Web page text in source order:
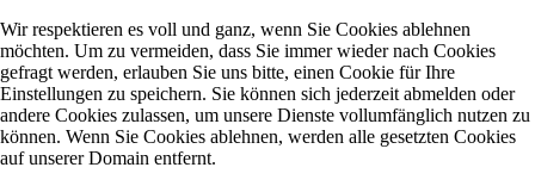
Wir respektieren es voll und ganz, wenn Sie Cookies ablehnen
möchten. Um zu vermeiden, dass Sie immer wieder nach Cookies
gefragt werden, erlauben Sie uns bitte, einen Cookie für Ihre
Einstellungen zu speichern. Sie können sich jederzeit abmelden oder
andere Cookies zulassen, um unsere Dienste vollumfänglich nutzen zu
können. Wenn Sie Cookies ablehnen, werden alle gesetzten Cookies
auf unserer Domain entfernt.